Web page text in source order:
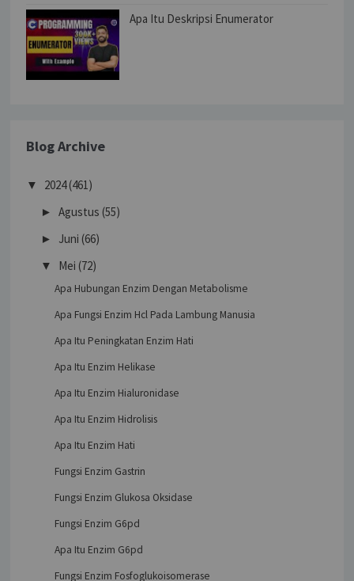
Apa Itu Deskripsi Enumerator
Blog Archive
▼ 2024(461)
►Agustus (55)
► Juni (66)
▼ Mei (72)
Apa Hubungan Enzim Dengan Metabolisme
Apa Fungsi Enzim Hcl Pada Lambung Manusia
Apa Itu Peningkatan Enzim Hati
Apa Itu Enzim Helikase
Apa Itu Enzim Hialuronidase
Apa Itu Enzim Hidrolisis
Apa Itu Enzim Hati
Fungsi Enzim Gastrin
Fungsi Enzim Glukosa Oksidase
Fungsi Enzim G6pd
Apa Itu Enzim G6pd
Fungsi Enzim Fosfoglukoisomerase